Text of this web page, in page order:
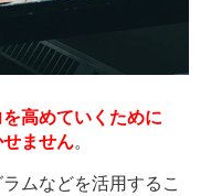
高めていくために
ません。
ムなどを活用するこ